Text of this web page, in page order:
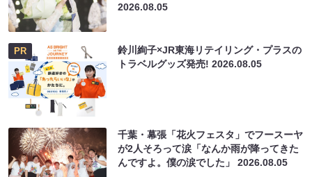
2026.08.05
PR
鈴川絢子×JR東海リテイリング・プラスの
トラベルグッズ発売!2026.08.05
千葉・幕張「花火フェスタ」でフースーヤ
が2人そろって涙「なんか雨が降ってきた
んですよ。僕の涙でした」2026.08.05